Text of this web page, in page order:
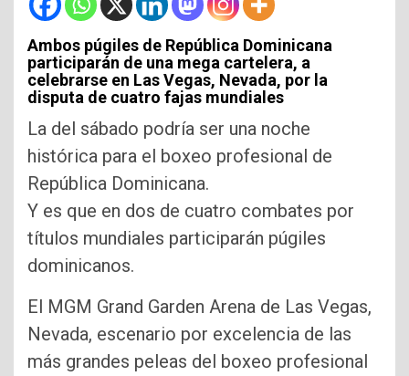
Ambos púgiles de República Dominicana
participarán de una mega cartelera, a
celebrarse en Las Vegas, Nevada, por la
disputa de cuatro fajas mundiales
La del sábado podría ser una noche
histórica para el boxeo profesional de
República Dominicana.
Y es que en dos de cuatro combates por
títulos mundiales participarán púgiles
dominicanos.
El MGM Grand Garden Arena de Las Vegas,
Nevada, escenario por excelencia de las
más grandes peleas del boxeo profesional